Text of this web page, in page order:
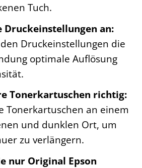
Tuch.
Druckeinstellungen an:
Druckeinstellungen die
optimale Auflösung
Tonerkartuschen richtig:
Tonerkartuschen an einem
und dunklen Ort, um
zu verlängern.
nur Original Epson